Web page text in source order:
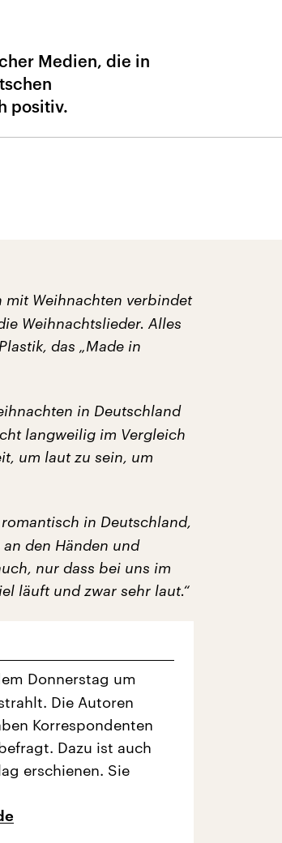
Medien, die in
positiv.
mit Weihnachten verbindet
Weihnachtslieder. Alles
das „Made in
in Deutschland
langweilig im Vergleich
um laut zu sein, um
in Deutschland,
den Händen und
nur dass bei uns im
läuft und zwar sehr laut.“
Donnerstag um
Die Autoren
Korrespondenten
Dazu ist auch
erschienen. Sie